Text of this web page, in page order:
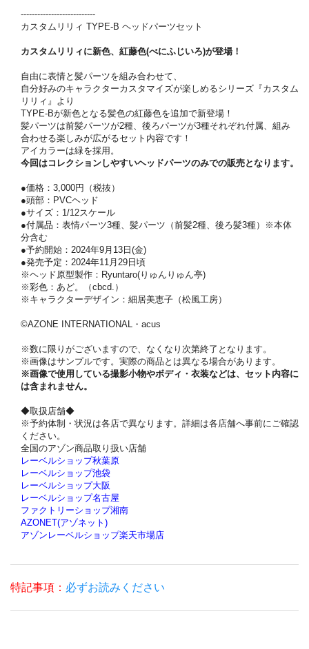
---------------------------
カスタムリリィ TYPE-B ヘッドパーツセット
カスタムリリィに新色、紅藤色(べにふじいろ)が登場！
自由に表情と髪パーツを組み合わせて、
自分好みのキャラクターカスタマイズが楽しめるシリーズ『カスタム
リリィ』より
TYPE-Bが新色となる髪色の紅藤色を追加で新登場！
髪パーツは前髪パーツが2種、後ろパーツが3種それぞれ付属、組み
合わせる楽しみが広がるセット内容です！
アイカラーは緑を採用。
今回はコレクションしやすいヘッドパーツのみでの販売となります。
●価格：3,000円（税抜）
●頭部：PVCヘッド
●サイズ：1/12スケール
●付属品：表情パーツ3種、髪パーツ（前髪2種、後ろ髪3種）※本体
分含む
●予約開始：2024年9月13日(金)
●発売予定：2024年11月29日頃
※ヘッド原型製作：Ryuntaro(りゅんりゅん亭)
※彩色：あど。（cbcd.）
※キャラクターデザイン：細居美恵子（松風工房）
©AZONE INTERNATIONAL・acus
※数に限りがございますので、なくなり次第終了となります。
※画像はサンプルです。実際の商品とは異なる場合があります。
※画像で使用している撮影小物やボディ・衣装などは、セット内容に
は含まれません。
◆取扱店舗◆
※予約体制・状況は各店で異なります。詳細は各店舗へ事前にご確認
ください。
全国のアゾン商品取り扱い店舗
レーベルショップ秋葉原
レーベルショップ池袋
レーベルショップ大阪
レーベルショップ名古屋
ファクトリーショップ湘南
AZONET(アゾネット)
アゾンレーベルショップ楽天市場店
特記事項： 必ずお読みください